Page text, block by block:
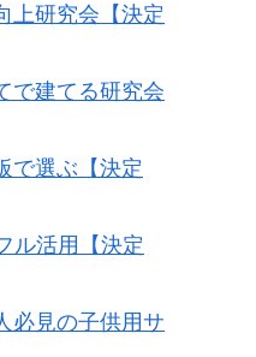
上研究会【決定
で建てる研究会
で選ぶ【決定
ル活用【決定
必見の子供用サ